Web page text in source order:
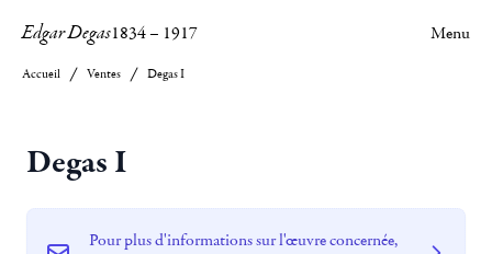
Edgar Degas1834– 1917 Menu
Accueil Ventes Degas I
Degas I
Pour plus d'informations sur l'œuvre concernée,